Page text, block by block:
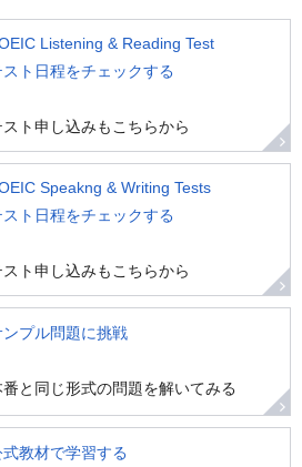
Listening & Reading Test
スト日程をチェックする
スト申し込みもこちらから
Speakng & Writing Tests
スト日程をチェックする
スト申し込みもこちらから
ンプル問題に挑戦
番と同じ形式の問題を解いてみる
式教材で学習する